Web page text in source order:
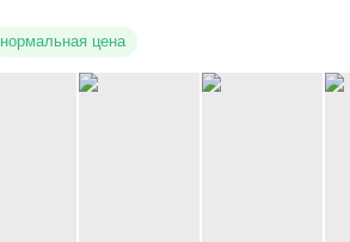
нормальная цена